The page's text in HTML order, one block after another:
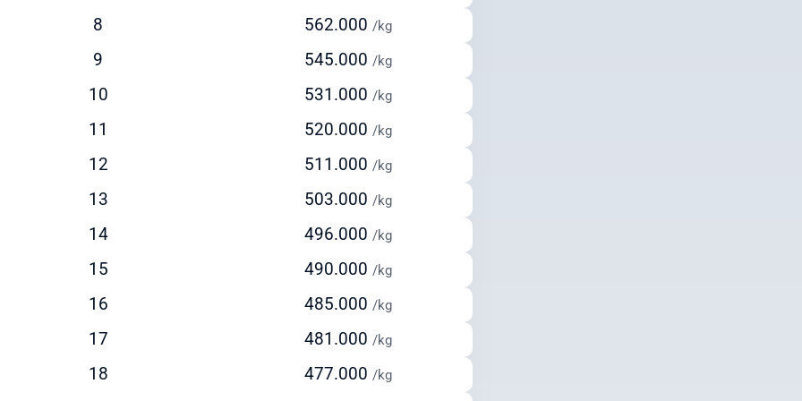
Layanan door-to-door yang nyaman
via Udara (Standard)
Estimasi waktu pengiriman: 5-7 hari kerja
Solusi seimbang antara kecepatan dan biaya
Tersedia layanan pickup dari alamat pengirim
via Laut
Estimasi waktu pengiriman: 30-45 hari
Pilihan ekonomis untuk pengiriman dalam jumlah besar
Solusi hemat untuk pengiriman yang tidak terlalu mendesak
Ongkir ke Tuvalu Dengan Mudah
mengirim paket, lakukan cek ongkir ke Tuvalu untuk
8 562.000 /kg
9 545.000 /kg
10 531.000 /kg
11 520.000 /kg
12 511.000 /kg
13 503.000 /kg
14 496.000 /kg
15 490.000 /kg
16 485.000 /kg
17 481.000 /kg
18 477.000 /kg